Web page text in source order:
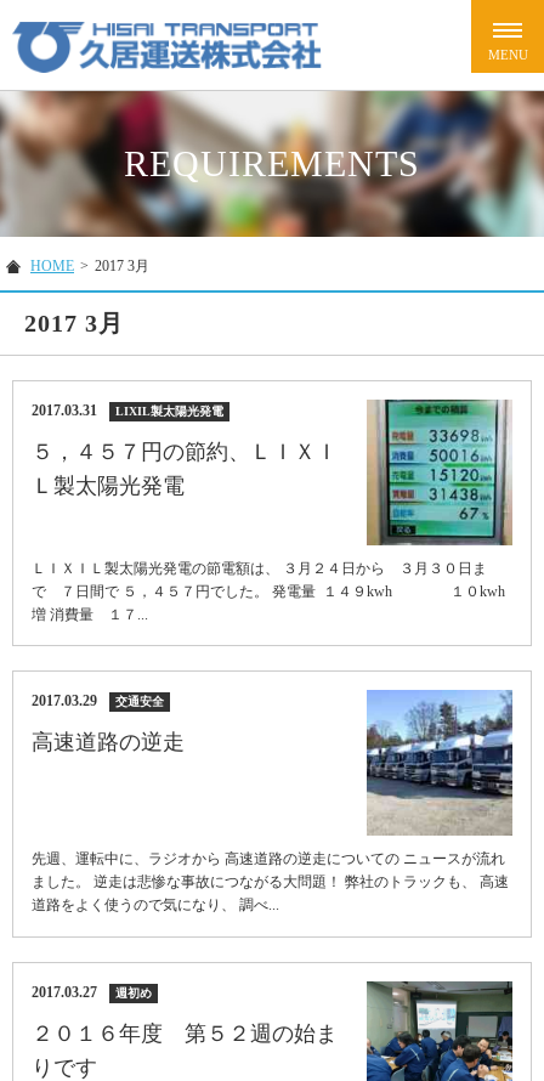
REQUIREMENTS
HOME > 2017 3月
2017 3月
2017.03.31 LIXIL製太陽光発電
５，４５７円の節約、ＬＩＸＩ
Ｌ製太陽光発電
ＬＩＸＩＬ製太陽光発電の節電額は、 ３月２４日から ３月３０日ま
で ７日間で ５，４５７円でした。 発電量 １４９kwh １０kwh
増 消費量 １７...
2017.03.29 交通安全
高速道路の逆走
先週、運転中に、ラジオから 高速道路の逆走についての ニュースが流れ
ました。 逆走は悲惨な事故につながる大問題！ 弊社のトラックも、 高速
道路をよく使うので気になり、 調べ...
2017.03.27 週初め
２０１６年度 第５２週の始ま
りです